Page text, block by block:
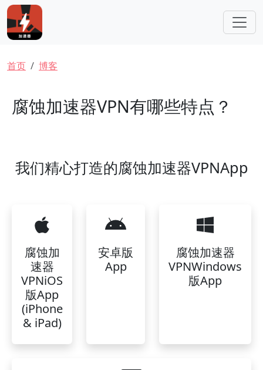
跳转到主要内容
面包屑
首页 博客
腐蚀加速器VPN有哪些特点？
我们精心打造的腐蚀加速器VPNApp
腐蚀加
速器
VPNiOS
版App
(iPhone
& iPad)
安卓版
App
腐蚀加速器
VPNWindows
版App